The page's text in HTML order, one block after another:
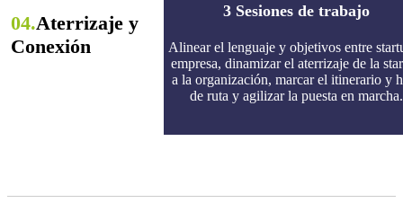
04.Aterrizaje y
Conexión
3 Sesiones de trabajo
Alinear el lenguaje y objetivos entre
empresa, dinamizar el aterrizaje de la
a la organización, marcar el itinerario y
de ruta y agilizar la puesta en marcha.